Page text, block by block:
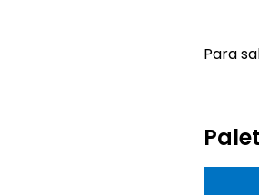
Para